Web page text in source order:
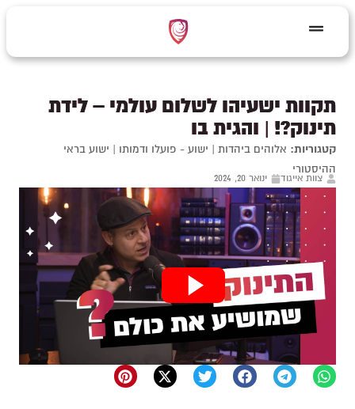
תקוות ישעיהו לשלום עולמי – לידת
תינוק?! | והגית בו
קטגוריות: אלוהים ביהדות | ישוע - פועלו ודמותו | ישוע בראי
ההיסטורי
צוות אייגוד ינואר 20, 2024